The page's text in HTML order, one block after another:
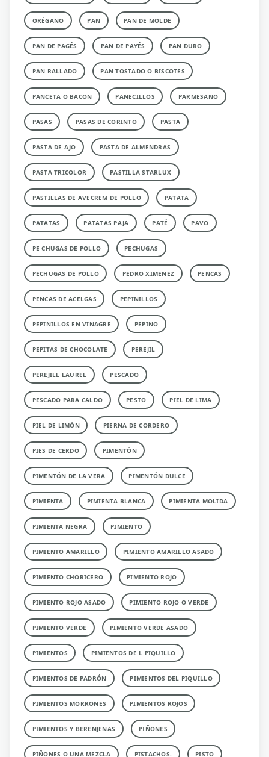
ORÉGANO PAN PAN DE MOLDE
PAN DE PAGÉS PAN DE PAYÉS PAN DURO
PAN RALLADO PAN TOSTADO O BISCOTES
PANCETA O BACON PANECILLOS PARMESANO
PASAS PASAS DE CORINTO PASTA
PASTA DE AJO PASTA DE ALMENDRAS
PASTA TRICOLOR PASTILLA STARLUX
PASTILLAS DE AVECREM DE POLLO PATATA
PATATAS PATATAS PAJA PATÉ PAVO
PE CHUGAS DE POLLO PECHUGAS
PECHUGAS DE POLLO PEDRO XIMENEZ PENCAS
PENCAS DE ACELGAS PEPINILLOS
PEPINILLOS EN VINAGRE PEPINO
PEPITAS DE CHOCOLATE PEREJIL
PEREJILL LAUREL PESCADO
PESCADO PARA CALDO PESTO PIEL DE LIMA
PIEL DE LIMÓN PIERNA DE CORDERO
PIES DE CERDO PIMENTÓN
PIMENTÓN DE LA VERA PIMENTÓN DULCE
PIMIENTA PIMIENTA BLANCA PIMIENTA MOLIDA
PIMIENTA NEGRA PIMIENTO
PIMIENTO AMARILLO PIMIENTO AMARILLO ASADO
PIMIENTO CHORICERO PIMIENTO ROJO
PIMIENTO ROJO ASADO PIMIENTO ROJO O VERDE
PIMIENTO VERDE PIMIENTO VERDE ASADO
PIMIENTOS PIMIENTOS DE L PIQUILLO
PIMIENTOS DE PADRÓN PIMIENTOS DEL PIQUILLO
PIMIENTOS MORRONES PIMIENTOS ROJOS
PIMIENTOS Y BERENJENAS PIÑONES
PIÑONES O UNA MEZCLA PISTACHOS. PISTO